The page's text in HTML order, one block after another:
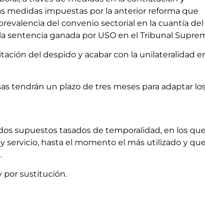
medidas impuestas por la anterior reforma que
del convenio sectorial en la cuantía del
sentencia ganada por USO en el Tribunal
del despido y acabar con la unilateralidad
tendrán un plazo de tres meses para adaptar
supuestos tasados de temporalidad, en los que
servicio, hasta el momento el más utilizado y
por sustitución.